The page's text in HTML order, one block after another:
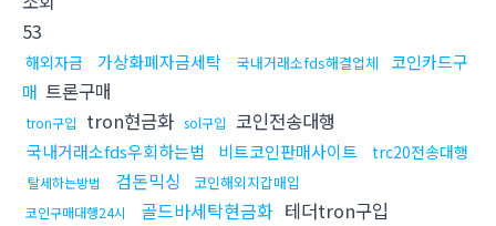
53
해외자금 가상화폐자금세탁 국내거래소fds해결업체
코인카드구
매 트론구매
tron구입 tron현금화 sol구입 코인전송대행
국내거래소fds우회하는법 비트코인판매사이트 trc20전송대행
탈세하는방법 검돈믹싱 코인해외지갑매입
코인구매대행24시 골드바세탁현금화 테더tron구입